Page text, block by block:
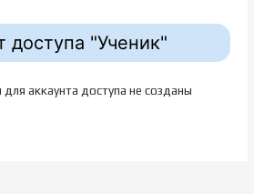
доступа "Ученик"
аккаунта доступа не созданы